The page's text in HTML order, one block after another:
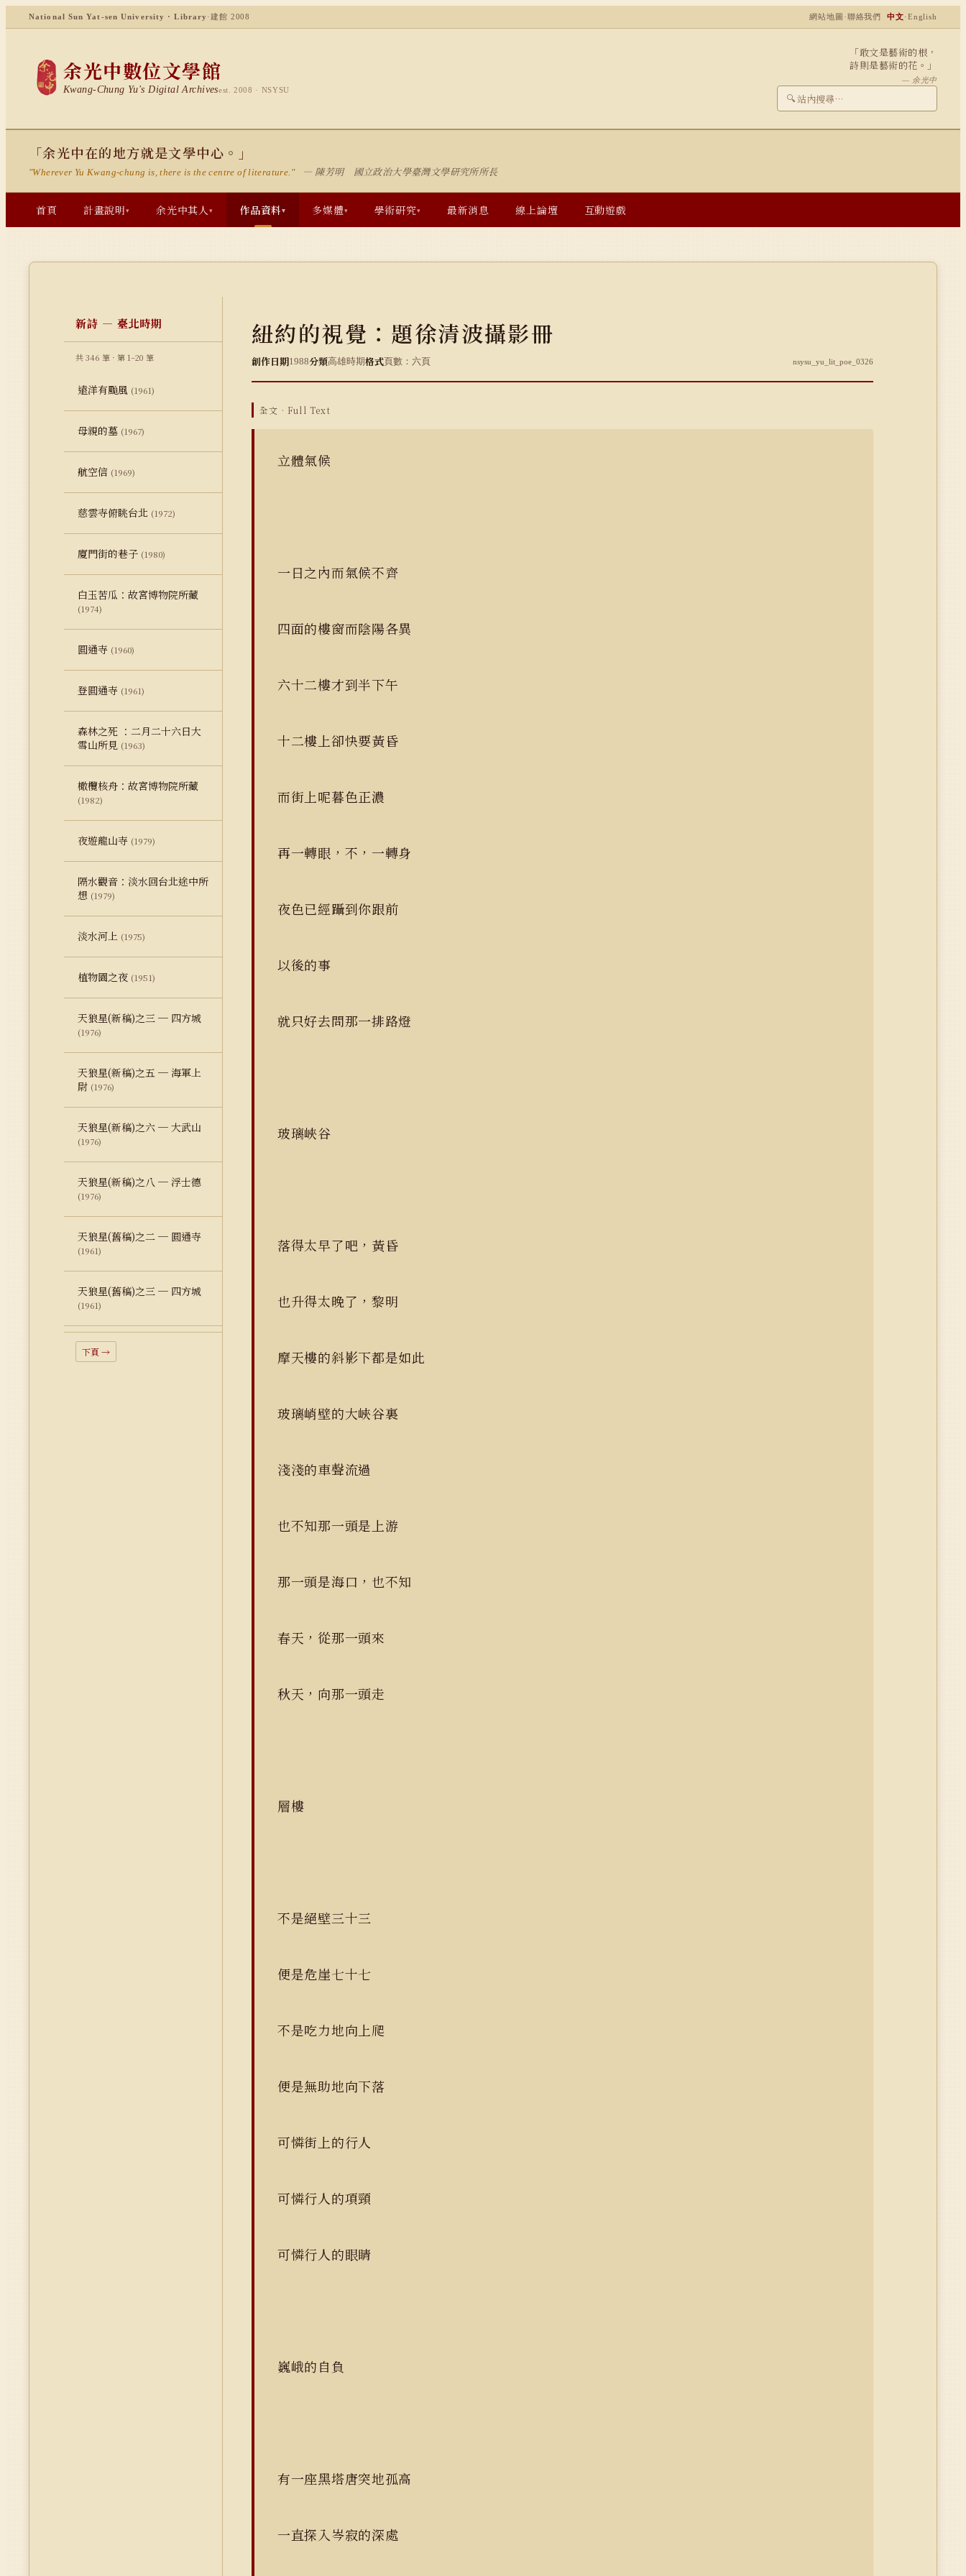
National Sun Yat-sen University · Library ·建館 2008 網站地圖 ·聯絡我們 中文·English
余光中數位文學館
Kwang-Chung Yu's Digital Archivesest. 2008 · NSYSU
「敢文是藝術的根，
詩則是藝術的花。」
— 余光中
🔍
「余光中在的地方就是文學中心。」
"Wherever Yu Kwang-chung is, there is the centre of literature." — 陳芳明 國立政治大學臺灣文學研究所所長
首頁 計畫說明▾ 余光中其人▾ 作品資料▾ 多媒體▾ 學術研究▾ 最新消息 線上論壇 互動遊戲
新詩 — 臺北時期
共 346 筆 · 第 1–20 筆
遠洋有颱風 (1961)
母親的墓 (1967)
航空信 (1969)
慈雲寺俯眺台北 (1972)
廈門街的巷子 (1980)
白玉苦瓜：故宮博物院所藏
(1974)
圓通寺 (1960)
登圓通寺 (1961)
森林之死 ：二月二十六日大
雪山所見 (1963)
橄欖核舟：故宮博物院所藏
(1982)
夜遊龍山寺 (1979)
隔水觀音：淡水回台北途中所
想 (1979)
淡水河上 (1975)
植物園之夜 (1951)
天狼星(新稿)之三 ─ 四方城
(1976)
天狼星(新稿)之五 ─ 海軍上
尉 (1976)
天狼星(新稿)之六 ─ 大武山
(1976)
天狼星(新稿)之八 ─ 浮士德
(1976)
天狼星(舊稿)之二 ─ 圓通寺
(1961)
天狼星(舊稿)之三 ─ 四方城
(1961)
下頁 →
紐約的視覺：題徐清波攝影冊
創作日期1988分類高雄時期格式頁數：六頁 nsysu_yu_lit_poe_0326
全文 · Full Text
立體氣候
一日之內而氣候不齊
四面的樓窗而陰陽各異
六十二樓才到半下午
十二樓上卻快要黃昏
而街上呢暮色正濃
再一轉眼，不，一轉身
夜色已經躡到你跟前
以後的事
就只好去問那一排路燈
玻璃峽谷
落得太早了吧，黃昏
也升得太晚了，黎明
摩天樓的斜影下都是如此
玻璃峭壁的大峽谷裏
淺淺的車聲流過
也不知那一頭是上游
那一頭是海口，也不知
春天，從那一頭來
秋天，向那一頭走
層樓
不是絕壁三十三
便是危崖七十七
不是吃力地向上爬
便是無助地向下落
可憐街上的行人
可憐行人的項頸
可憐行人的眼睛
巍峨的自負
有一座黑塔唐突地孤高
一直探入岑寂的深處